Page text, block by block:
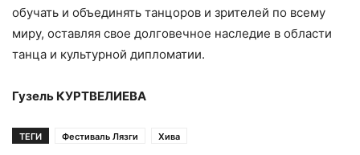
обучать и объединять танцоров и зрителей по всему
миру, оставляя свое долговечное наследие в области
танца и культурной дипломатии.
Гузель КУРТВЕЛИЕВА
ТЕГИ Фестиваль Лязги Хива